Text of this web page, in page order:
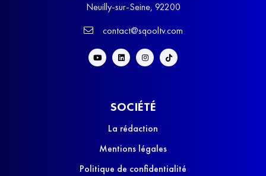
Neuilly-sur-Seine, 92200
contact@sqooltv.com
SOCIÉTÉ
La rédaction
Mentions légales
Politique de confidentialité